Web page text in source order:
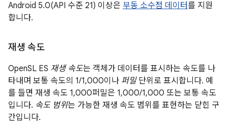
Android 5.0(API 수준 21) 이상은 부동 소수점 데이터를 지원
합니다.
재생 속도
OpenSL ES 재생 속도는 객체가 데이터를 표시하는 속도를 나
타내며 보통 속도의 1/1,000이나 퍼밀단위로 표시합니다. 예
를 들면 재생 속도 1,000퍼밀은 1,000/1,000 또는 보통 속도
입니다. 속도 범위는 가능한 재생 속도 범위를 표현하는 닫힌 구
간입니다.